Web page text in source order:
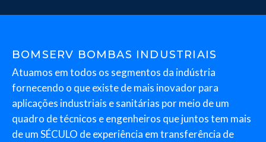
BOMSERV BOMBAS INDUSTRIAIS
Atuamos em todos os segmentos da indústria
fornecendo o que existe de mais inovador para
aplicações industriais e sanitárias por meio de um
quadro de técnicos e engenheiros que juntos tem mais
de um SÉCULO de experiência em transferência de